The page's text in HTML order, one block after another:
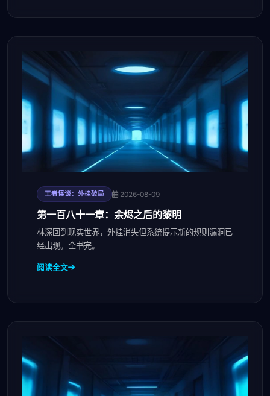
王者怪谈：外挂破局 2026-08-09
第一百八十一章：余烬之后的黎明
林深回到现实世界，外挂消失但系统提示新的规则漏洞已
经出现。全书完。
阅读全文